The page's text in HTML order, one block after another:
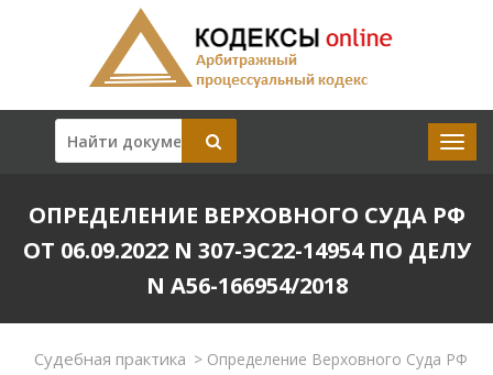
ОПРЕДЕЛЕНИЕ ВЕРХОВНОГО СУДА РФ
ОТ 06.09.2022 N 307-ЭС22-14954 ПО ДЕЛУ
N А56-166954/2018
Судебная практика >Определение Верховного Суда РФ